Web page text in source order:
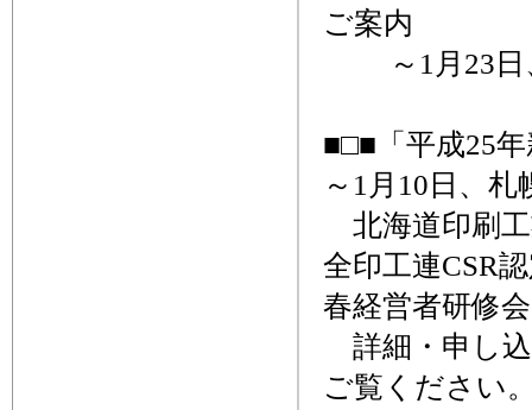
ご案内
～1月23日
■□■「平成25
～1月10日、
北海道印刷工
全印工連CSR
春経営者研修
詳細・申し
ご覧ください